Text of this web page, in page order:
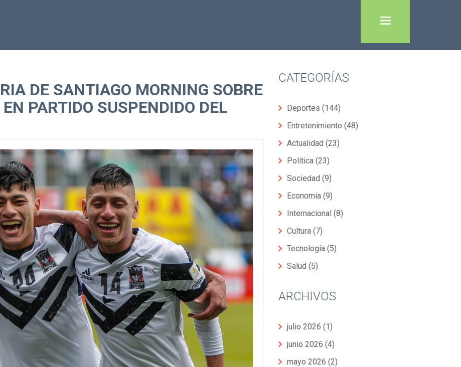
DE SANTIAGO MORNING SOBRE
PARTIDO SUSPENDIDO DEL
CATEGORÍAS
Deportes (144)
Entretenimiento (48)
Actualidad (23)
Política (23)
Sociedad (9)
Economía (9)
Internacional (8)
Cultura (7)
Tecnología (5)
Salud (5)
ARCHIVOS
julio 2026 (1)
junio 2026 (4)
mayo 2026 (2)